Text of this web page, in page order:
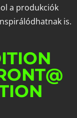
a produkciók
is.